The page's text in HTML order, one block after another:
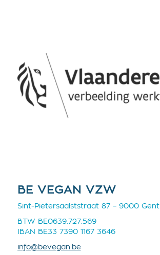
BE VEGAN VZW
Sint-Pietersaalststraat 87 – 9000 Gent
BTW BE0639.727.569
IBAN BE33 7390 1167 3646
info@bevegan.be